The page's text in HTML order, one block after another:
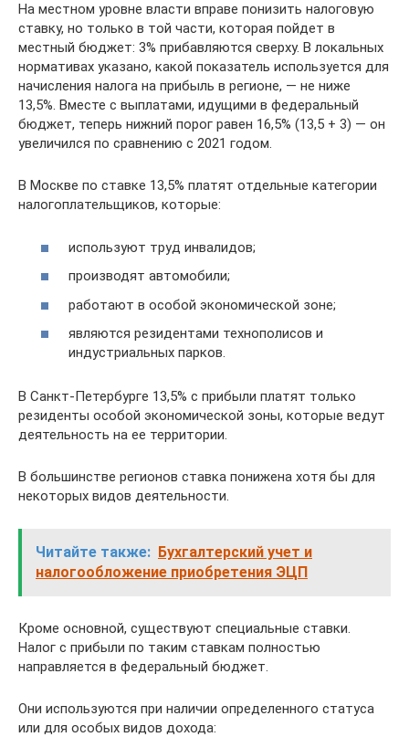
На местном уровне власти вправе понизить налоговую
ставку, но только в той части, которая пойдет в
местный бюджет: 3% прибавляются сверху. В локальных
нормативах указано, какой показатель используется для
начисления налога на прибыль в регионе, — не ниже
13,5%. Вместе с выплатами, идущими в федеральный
бюджет, теперь нижний порог равен 16,5% (13,5 + 3) — он
увеличился по сравнению с 2021 годом.
В Москве по ставке 13,5% платят отдельные категории
налогоплательщиков, которые:
используют труд инвалидов;
производят автомобили;
работают в особой экономической зоне;
являются резидентами технополисов и
индустриальных парков.
В Санкт-Петербурге 13,5% с прибыли платят только
резиденты особой экономической зоны, которые ведут
деятельность на ее территории.
В большинстве регионов ставка понижена хотя бы для
некоторых видов деятельности.
Читайте также: Бухгалтерский учет и
налогообложение приобретения ЭЦП
Кроме основной, существуют специальные ставки.
Налог с прибыли по таким ставкам полностью
направляется в федеральный бюджет.
Они используются при наличии определенного статуса
или для особых видов дохода: